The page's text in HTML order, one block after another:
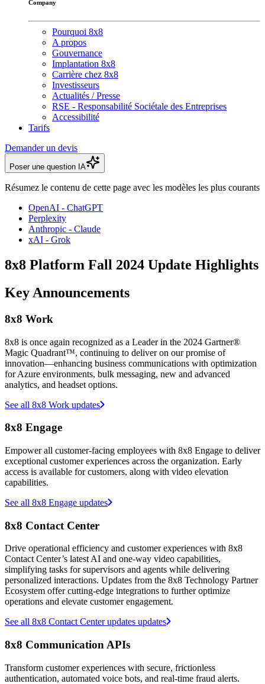
Company
Pourquoi 8x8
A propos
Gouvernance
Implantation 8x8
Carrière chez 8x8
Investisseurs
Actualités / Presse
RSE - Responsabilité Sociétale des Entreprises
Accessibilité
Tarifs
Demander un devis
Poser une question IA
Résumez le contenu de cette page avec les modèles les plus courants
OpenAI - ChatGPT
Perplexity
Anthropic - Claude
xAI - Grok
8x8 Platform Fall 2024 Update Highlights
Key Announcements
8x8 Work
8x8 is once again recognized as a Leader in the 2024 Gartner®
Magic Quadrant™, continuing to deliver on our promise of
innovation—enhancing business communications with optimization
for Azure environments, bulk messaging, new and advanced
analytics, and headset options.
See all 8x8 Work updates
8x8 Engage
Empower all customer-facing employees with 8x8 Engage to deliver
exceptional customer experiences across the organization. Early
access is available for customers, along with video elevation
capabilities.
See all 8x8 Engage updates
8x8 Contact Center
Drive operational efficiency and customer experiences with 8x8
Contact Center’s latest AI and one-way video capabilities,
simplifying tasks for supervisors and agents while delivering
personalized interactions. Updates from the 8x8 Technology Partner
Ecosystem offer cutting-edge integrations to further optimize
operations and elevate customer engagement.
See all 8x8 Contact Center updates updates
8x8 Communication APIs
Transform customer experiences with secure, frictionless
authentication, automated voice bots, and real-time fraud alerts.